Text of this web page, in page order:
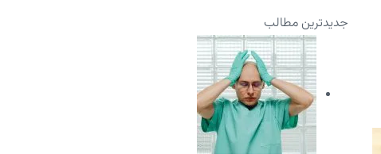
جدیدترین مطالب